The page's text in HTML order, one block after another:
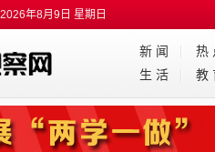
2026年8月9日 星期日
新 闻
热
生 活
教